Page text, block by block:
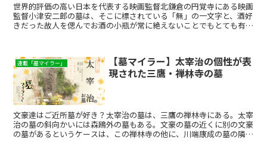
世界的評価の高い日本を代表する映画監督北鎌倉の円覚寺にある映画
監督小津安二郎の墓は、そこに標されている「無」の一文字と、酒好
きだった故人を偲んでお酒の小瓶が常に絶えないことでもとても有名
連載「墓マイラー」
【墓マイラー】太宰治の個性が表
現された三鷹・禅林寺の墓
文豪達はご近所墓が好き？太宰治の墓は、三鷹の禅林寺にある。太宰
治の墓の斜向かいには森鴎外の墓もある。文豪の墓の近くに別の文豪
の墓があるというケースは、この禅林寺の他に、川端康成の墓の隣に